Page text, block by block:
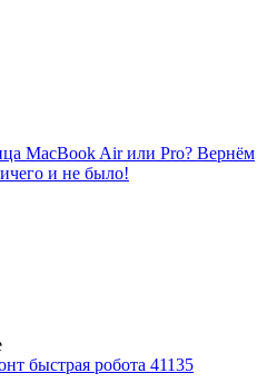
MacBook Air или Pro? Вернём
и не было!
быстрая робота 41135